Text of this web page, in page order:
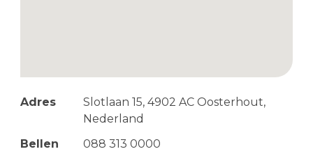
Adres
Slotlaan 15, 4902 AC Oosterhout,
Nederland
Bellen
088 313 0000